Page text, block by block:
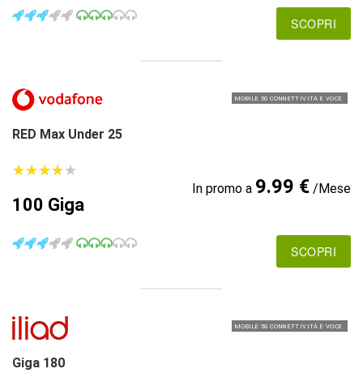
SCOPRI
MOBILE 5G CONNETTIVITÀ E VOCE
RED Max Under 25
★★★★★
★★★★★
100 Giga
In promo a 9.99 €/Mese
SCOPRI
MOBILE 5G CONNETTIVITÀ E VOCE
Giga 180